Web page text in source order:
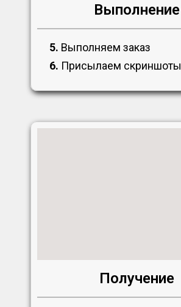
Выполнение
5. Выполняем заказ
6. Присылаем скриншоты
Получение